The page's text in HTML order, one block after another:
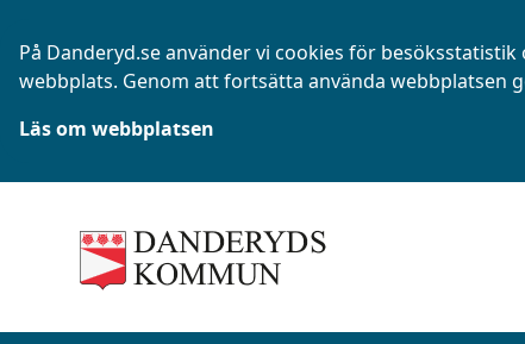
På Danderyd.se använder vi cookies för
webbplats. Genom att fortsätta använda webbplatsen
Läs om webbplatsen